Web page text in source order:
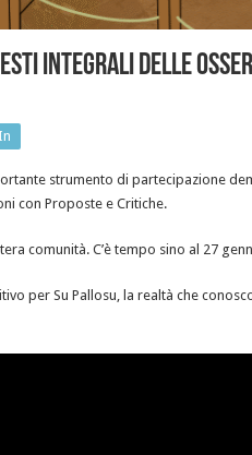
INTEGRALI DELLE
strumento di partecipazione
con Proposte e Critiche.
comunità. C’è tempo sino al 27
per Su Pallosu, la realtà che